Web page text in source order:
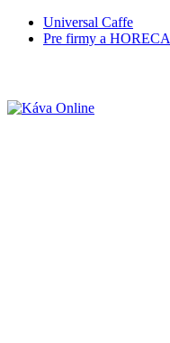
Universal Caffe
Pre firmy a HORECA